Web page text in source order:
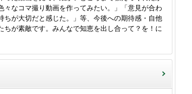
なコマ撮り動画を作ってみたい。」「意見が合わ
が大切だと感じた。」等、今後への期待感・自他
が素敵です。みんなで知恵を出し合って？を！に